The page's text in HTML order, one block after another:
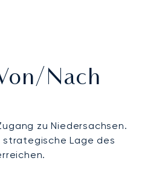
nach
zu Niedersachsen.
Lage des